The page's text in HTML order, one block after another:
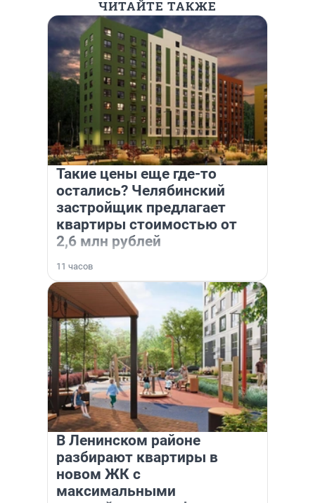
ЧИТАЙТЕ ТАКЖЕ
Такие цены еще где-то
остались? Челябинский
застройщик предлагает
квартиры стоимостью от
2,6 млн рублей
11 часов
В Ленинском районе
разбирают квартиры в
новом ЖК с
максимальными